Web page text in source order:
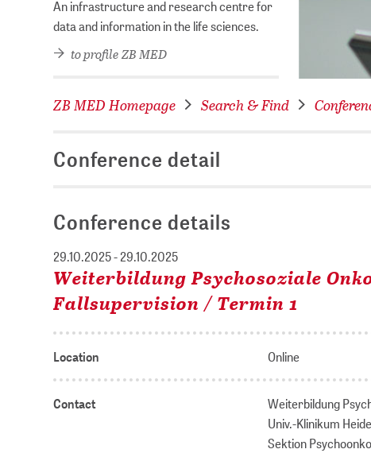
An infrastructure and research centre for
data and information in the life sciences.
to profile ZB MED
ZB MED Homepage Search & Find
Conference detail
Conference details
29.10.2025 - 29.10.2025
Weiterbildung Psychosoziale
Fallsupervision / Termin 1
Location Online
Contact
Weiterbildung
Univ.-Klinikum
Sektion